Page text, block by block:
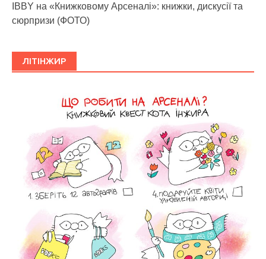
IBBY на «Книжковому Арсеналі»: книжки, дискусії та
сюрпризи (ФОТО)
ЛІТІНЖИР